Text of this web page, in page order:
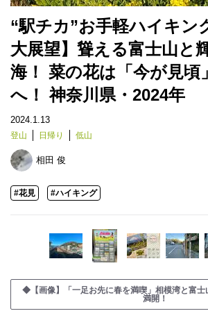
“駅チカ”お手軽ハイキン
大展望】聳える富士山と
海！ 菜の花は「今が見頃
へ！ 神奈川県・2024年
2024.1.13
登山 日帰り 低山
相田 俊
#花見 #ハイキング
◆【画像】「一足お先に春を満喫」相模湾と富士
満開！